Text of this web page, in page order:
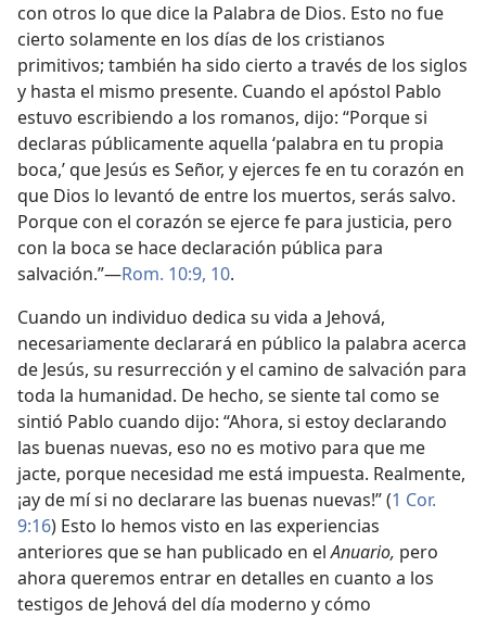
con otros lo que dice la Palabra de Dios. Esto no fue
cierto solamente en los días de los cristianos
primitivos; también ha sido cierto a través de los siglos
y hasta el mismo presente. Cuando el apóstol Pablo
estuvo escribiendo a los romanos, dijo: “Porque si
declaras públicamente aquella ‘palabra en tu propia
boca,’ que Jesús es Señor, y ejerces fe en tu corazón en
que Dios lo levantó de entre los muertos, serás salvo.
Porque con el corazón se ejerce fe para justicia, pero
con la boca se hace declaración pública para
salvación.”—Rom. 10:9, 10.
Cuando un individuo dedica su vida a Jehová,
necesariamente declarará en público la palabra acerca
de Jesús, su resurrección y el camino de salvación para
toda la humanidad. De hecho, se siente tal como se
sintió Pablo cuando dijo: “Ahora, si estoy declarando
las buenas nuevas, eso no es motivo para que me
jacte, porque necesidad me está impuesta. Realmente,
¡ay de mí si no declarare las buenas nuevas!” (1 Cor.
9:16) Esto lo hemos visto en las experiencias
anteriores que se han publicado en elAnuario, pero
ahora queremos entrar en detalles en cuanto a los
testigos de Jehová del día moderno y cómo